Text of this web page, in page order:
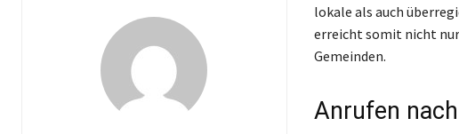
lokale als auch
erreicht somit nicht nur
Gemeinden.
Anrufen